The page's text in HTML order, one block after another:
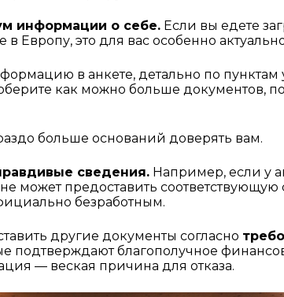
информации о себе. Если вы едете
в Европу, это для вас особенно
в анкете, детально по пунктам
как можно больше документов,
больше оснований доверять вам.
сведения. Например, если у
может предоставить соответствующую
безработным.
другие документы согласно
подтверждают благополучное
— веская причина для отказа.